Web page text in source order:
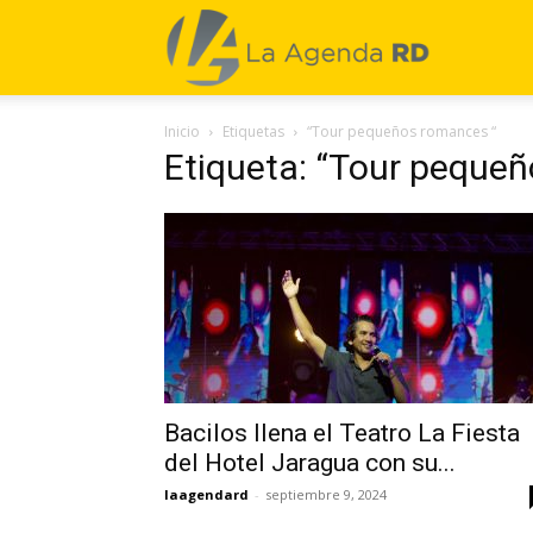
La
Agenda
RD
Inicio Etiquetas “Tour pequeños romances “
Etiqueta: “Tour
Bacilos llena el Teatro La Fiesta
del Hotel Jaragua con su...
laagendard - septiembre 9, 2024